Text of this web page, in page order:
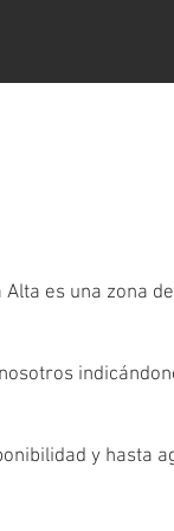
es una zona
y hasta